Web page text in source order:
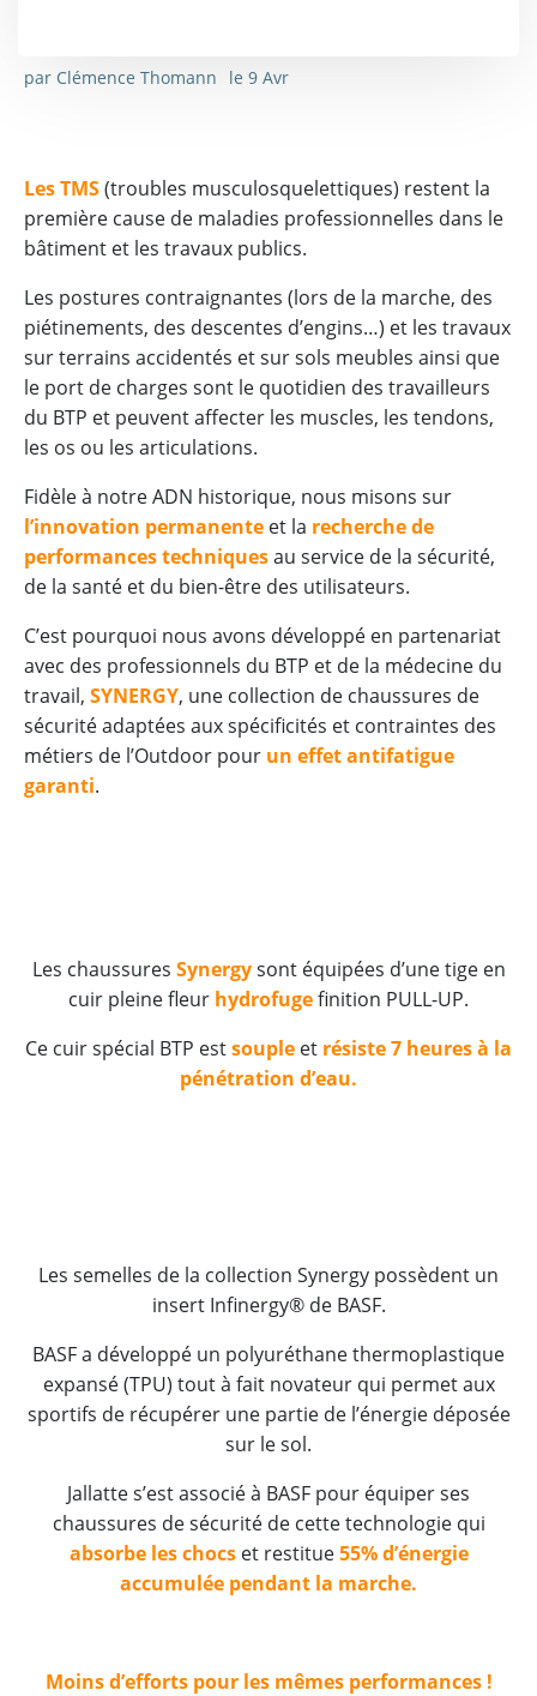
par Clémence Thomann le 9 Avr
Les TMS(troubles musculosquelettiques) restent la
première cause de maladies professionnelles dans le
bâtiment et les travaux publics.
Les postures contraignantes (lors de la marche, des
piétinements, des descentes d’engins…) et les travaux
sur terrains accidentés et sur sols meubles ainsi que
le port de charges sont le quotidien des travailleurs
du BTP et peuvent affecter les muscles, les tendons,
les os ou les articulations.
Fidèle à notre ADN historique, nous misons sur
l’innovation permanente et la recherche de
performances techniquesau service de la sécurité,
de la santé et du bien-être des utilisateurs.
C’est pourquoi nous avons développé en partenariat
avec des professionnels du BTP et de la médecine du
travail, SYNERGY, une collection de chaussures de
sécurité adaptées aux spécificités et contraintes des
métiers de l’Outdoor pour un effet antifatigue
garanti.
Les chaussures Synergy sont équipées d’une tige en
cuir pleine fleur hydrofugefinition PULL-UP.
Ce cuir spécial BTP estsouple et résiste 7 heures à la
pénétration d’eau.
Les semelles de la collection Synergy possèdent un
insert Infinergy® de BASF.
BASF a développé un polyuréthane thermoplastique
expansé (TPU) tout à fait novateur qui permet aux
sportifs de récupérer une partie de l’énergie déposée
sur le sol.
Jallatte s’est associé à BASF pour équiper ses
chaussures de sécurité de cette technologie qui
absorbe les chocset restitue55%d’énergie
accumulée pendant la marche.
Moins d’efforts pour les mêmes performances !